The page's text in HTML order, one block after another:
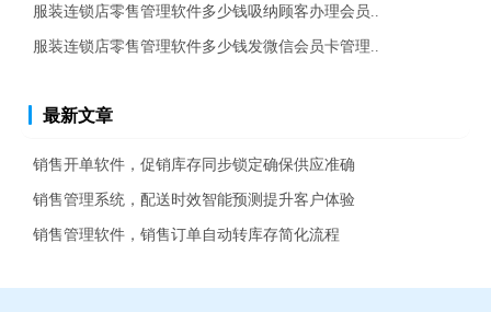
服装连锁店零售管理软件多少钱吸纳顾客办理会员..
服装连锁店零售管理软件多少钱发微信会员卡管理..
最新文章
销售开单软件，促销库存同步锁定确保供应准确
销售管理系统，配送时效智能预测提升客户体验
销售管理软件，销售订单自动转库存简化流程